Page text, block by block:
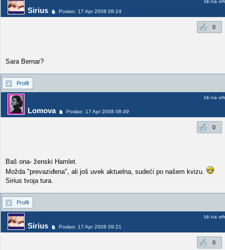
Sirius Poslao: 17 Apr 2008 08:24
Idi na vrh
0
Sara Bernar?
Profil
Lomova Poslao: 17 Apr 2008 08:49
Idi na vrh
0
Baš ona- ženski Hamlet.
Možda "prevaziđena", ali još uvek aktuelna, sudeći po našem kvizu.
Sirius tvoja tura.
Profil
Sirius Poslao: 17 Apr 2008 09:21
Idi na vrh
0